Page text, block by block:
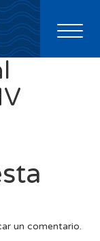
Toggle
un comentario.